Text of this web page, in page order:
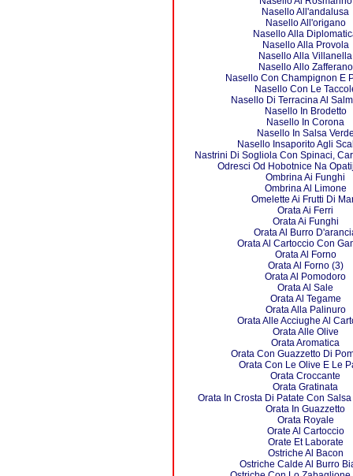
Nasello All'andalusa
Nasello All'origano
Nasello Alla
Nasello Alla Provola
Nasello Alla Villanella
Nasello Allo Zafferano
Nasello Con Champignon E
Nasello Con Le
Nasello Di Terracina Al
Nasello In Brodetto
Nasello In Corona
Nasello In Salsa
Nasello Insaporito Agli
Nastrini Di Sogliola Con Spinaci,
Odresci Od Hobotnice Na
Ombrina Ai Funghi
Ombrina Al Limone
Omelette Ai Frutti Di
Orata Ai Ferri
Orata Ai Funghi
Orata Al Burro
Orata Al Cartoccio Con
Orata Al Forno
Orata Al Forno (3)
Orata Al Pomodoro
Orata Al Sale
Orata Al Tegame
Orata Alla Palinuro
Orata Alle Acciughe Al
Orata Alle Olive
Orata Aromatica
Orata Con Guazzetto Di
Orata Con Le Olive E Le
Orata Croccante
Orata Gratinata
Orata In Crosta Di Patate Con
Orata In Guazzetto
Orata Royale
Orate Al Cartoccio
Orate Et Laborate
Ostriche Al Bacon
Ostriche Calde Al Burro